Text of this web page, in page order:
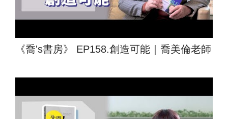
《喬's書房》 EP158.創造可能｜喬美倫老師